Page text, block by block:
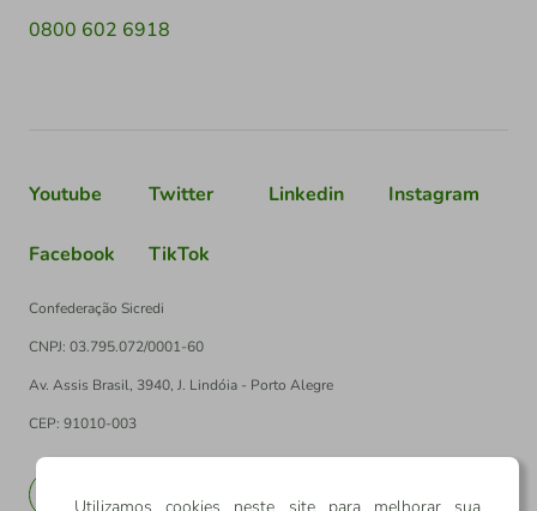
0800 602 6918
Youtube Twitter Linkedin Instagram
Facebook TikTok
Confederação Sicredi
CNPJ: 03.795.072/0001-60
Av. Assis Brasil, 3940, J. Lindóia - Porto Alegre
CEP: 91010-003